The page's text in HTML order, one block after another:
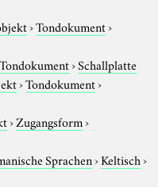
›Tondokument›
Tondokument›Schallplatte
›Tondokument›
›Zugangsform›
Sprachen›Keltisch›